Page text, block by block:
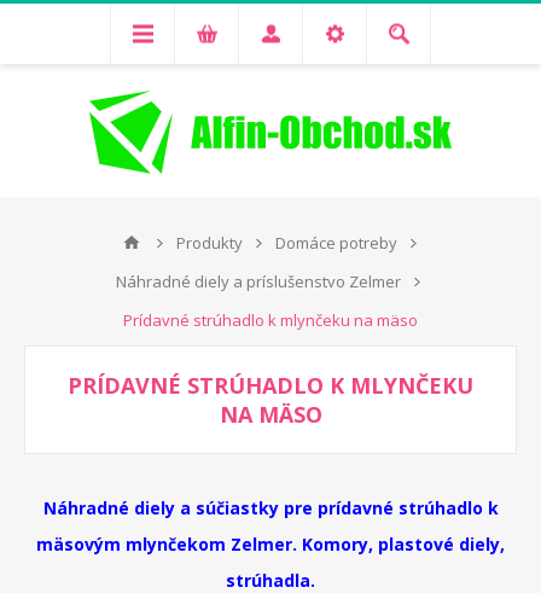
Produkty
Domáce potreby
Náhradné diely a príslušenstvo Zelmer
Prídavné strúhadlo k mlynčeku na mäso
PRÍDAVNÉ STRÚHADLO K MLYNČEKU
NA MÄSO
Náhradné diely a súčiastky pre prídavné strúhadlo k
mäsovým mlynčekom Zelmer. Komory, plastové diely,
strúhadla.